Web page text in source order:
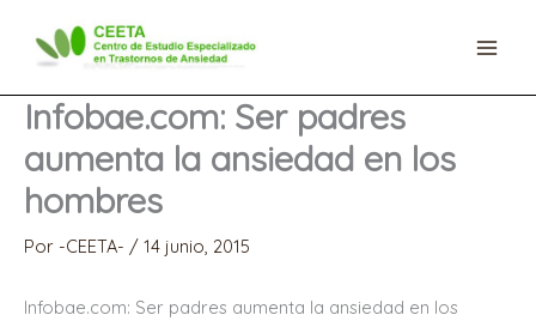
contenido
Infobae.com: Ser padres
aumenta la ansiedad en los
hombres
Por -CEETA- / 14 junio, 2015
Infobae.com: Ser padres aumenta la ansiedad en los